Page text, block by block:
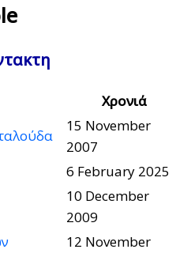
Χρονιά
15 November
2007
6 February 2025
10 December
2009
12 November